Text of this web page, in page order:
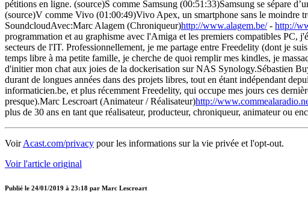
pétitions en ligne. (source)S comme Samsung (00:51:33)Samsung se sépare
(source)V comme Vivo (01:00:49)Vivo Apex, un smartphone sans le moindre
SoundcloudAvec:Marc Alagem (Chroniqueur)http://www.alagem.be/- http://
programmation et au graphisme avec l'Amiga et les premiers compatibles PC,
secteurs de l'IT. Professionnellement, je me partage entre Freedelity (dont je
temps libre à ma petite famille, je cherche de quoi remplir mes kindles, je
d'initier mon chat aux joies de la dockerisation sur NAS Synology.Sébastien
durant de longues années dans des projets libres, tout en étant indépendant
informaticien.be, et plus récemment Freedelity, qui occupe mes jours ces
presque).Marc Lescroart (Animateur / Réalisateur)http://
plus de 30 ans en tant que réalisateur, producteur, chroniqueur, animateur ou
VoirAcast.com/privacy pour les informations sur la vie privée et l'opt-out.
Voir l'article original
Publié le 24/01/2019 à 23:18 par Marc Lescroart